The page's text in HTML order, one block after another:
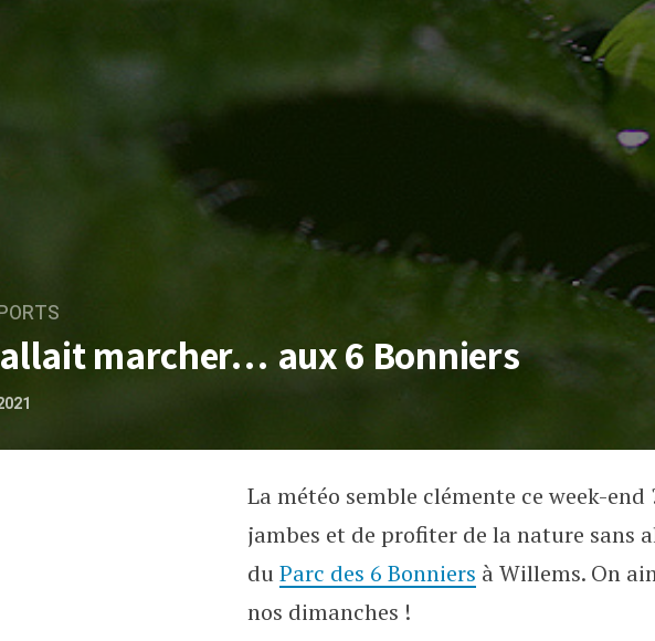
allait marcher… aux 6 Bonniers
Et si on allait marcher… aux
La météo semble clémente ce week-
jambes et de profiter de la nature sans
du Parc des 6 Bonniers à Willems. On
nos dimanches !